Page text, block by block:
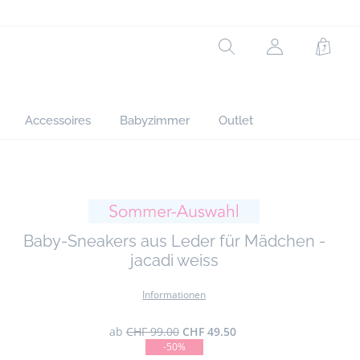
Rechercher
Accessoires Babyzimmer Outlet
Baby-Sneakers aus Leder für Mädchen -
jacadi weiss
Informationen
ab CHF 99.00 CHF 49.50
-50%